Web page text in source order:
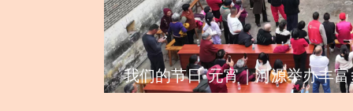
我们的节日·元宵｜河源举办丰